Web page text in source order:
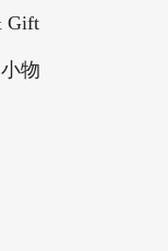
Gift
物